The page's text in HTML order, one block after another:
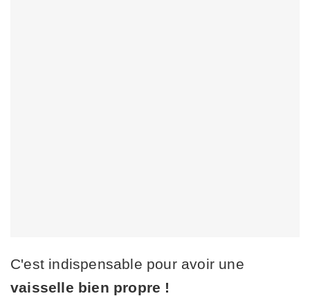
C'est indispensable pour avoir une
vaisselle bien propre !